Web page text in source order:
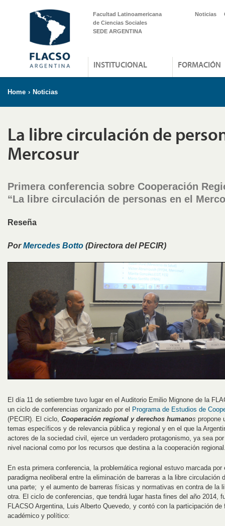
Facultad Latinoamericana
de Ciencias Sociales
SEDE ARGENTINA
Noticias
INSTITUCIONAL FORMACIÓN
Home › Noticias
La libre circulación de
Mercosur
Primera conferencia sobre Cooperación
“La libre circulación de personas en el
Reseña
PorMercedes Botto (Directora del PECIR)
El día 11 de setiembre tuvo lugar en el Auditorio Emilio Mignone de la
un ciclo de conferencias organizado por el Programa de Estudios de
(PECIR). El ciclo, Cooperación regional y derechos humanos propone
temas específicos y de relevancia pública y regional y en el que la
actores de la sociedad civil, ejerce un verdadero protagonismo, ya sea
nivel nacional como por los recursos que destina a la cooperación
En esta primera conferencia, la problemática regional estuvo marcada por
paradigma neoliberal entre la eliminación de barreras a la libre circulación
una parte; y el aumento de barreras físicas y normativas en contra de la
otra. El ciclo de conferencias, que tendrá lugar hasta fines del año 2014,
FLACSO Argentina, Luis Alberto Quevedo, y contó con la participación
académico y político: